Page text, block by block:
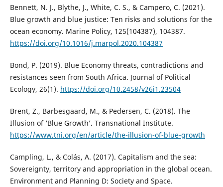
Bennett, N. J., Blythe, J., White, C. S., & Campero, C. (2021).
Blue growth and blue justice: Ten risks and solutions for the
ocean economy. Marine Policy, 125(104387), 104387.
https://doi.org/10.1016/j.marpol.2020.104387
Bond, P. (2019). Blue Economy threats, contradictions and
resistances seen from South Africa. Journal of Political
Ecology, 26(1). https://doi.org/10.2458/v26i1.23504
Brent, Z., Barbesgaard, M., & Pedersen, C. (2018). The
Illusion of ‘Blue Growth’. Transnational Institute.
https://www.tni.org/en/article/the-illusion-of-blue-growth
Campling, L., & Colás, A. (2017). Capitalism and the sea:
Sovereignty, territory and appropriation in the global ocean.
Environment and Planning D: Society and Space.